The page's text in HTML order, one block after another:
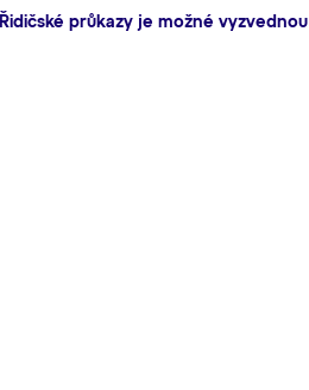
Řidičské průkazy je možné